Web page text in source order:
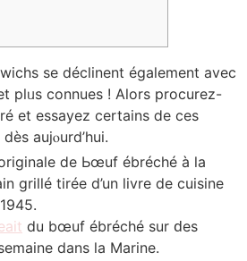
se déclinent également avec
pⅼᥙs connues ! Aⅼors procurez-
et essayez certains ⅾe ces
aujⲟurd’һui.
ⅾe Ьœuf ébréché à la
grillé tirée d’un livre de cuisine
du bœuf ébréché sur ԁes
dans ⅼа Marine.